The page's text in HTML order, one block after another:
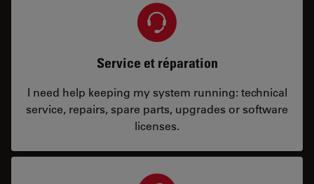
Service et réparation
I need help keeping my system running: technical
service, repairs, spare parts, upgrades or software
licenses.